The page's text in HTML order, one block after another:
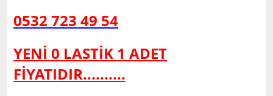
0532 723 49 54
YENİ 0 LASTİK 1 ADET
FİYATIDIR..........